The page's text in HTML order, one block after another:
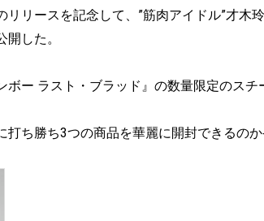
リリースを記念して、”筋肉アイドル”才
した。
ボー ラスト・ブラッド』の数量限定のス
打ち勝ち3つの商品を華麗に開封できるの